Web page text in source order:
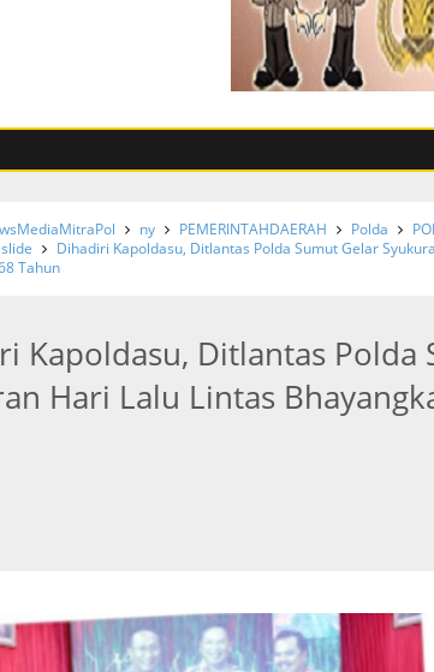
ny PEMERINTAHDAERAH Polda
slide
Dihadiri Kapoldasu, Ditlantas Polda Sumut Gelar
Tahun
Kapoldasu, Ditlantas Polda
Hari Lalu Lintas